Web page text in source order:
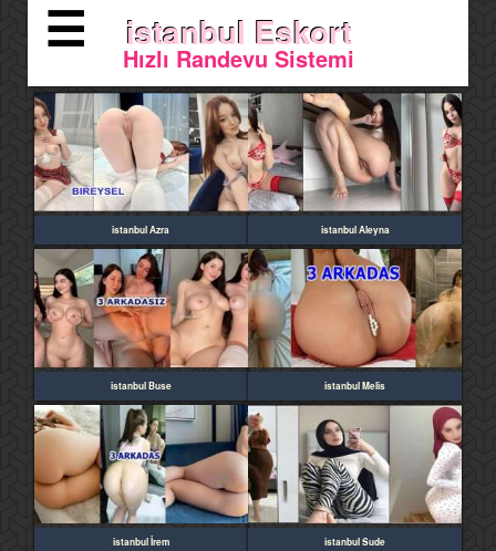
☰ istanbul Eskort
Hızlı Randevu Sistemi
istanbul Azra istanbul Aleyna
istanbul Buse istanbul Melis
istanbul İrem istanbul Sude